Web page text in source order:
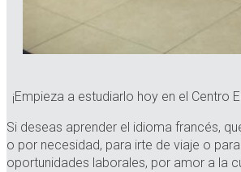
¡Empieza a estudiarlo hoy en el Centro
Si deseas aprender el idioma francés,
o por necesidad, para irte de viaje o
oportunidades laborales, por amor a la